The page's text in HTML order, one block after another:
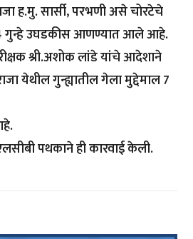
ह.मु. सार्सी, परभणी असे चोरटेचे
गुन्हे उघडकीस आणण्यात आले आहे.
श्री.अशोक लांडे यांचे आदेशाने
येथील गुन्ह्यातील गेला मुद्देमाल 7
पथकाने ही कारवाई केली.